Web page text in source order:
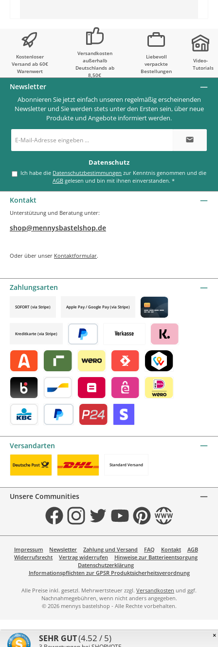
Kostenloser
Versand ab 60€
Warenwert
Versandkosten
außerhalb
Deutschlands ab
8,50€
Liebevoll
verpackte
Bestellungen
Video-
Tutorials
Newsletter
Abonnieren Sie jetzt einfach unseren regelmäßig erscheinenden
Newsletter und Sie werden stets unter den Ersten sein, über neue
Produkte und Angebote informiert werden.
Mail-
*
Datenschutz
Ich habe die Datenschutzbestimmungen
AGB gelesen und bin mit ihnen einverstanden.*
Kontakt
Unterstützung und Beratung unter:
shop@mennysbastelshop.de
Oder über unser Kontaktformular.
Zahlungsarten
Vorkasse Klarna by mollie
Alma by mollieRiverty by mollie
Wero Satispay by mollieTWINT by mollie
Blik by mollieBancontact by mollie
Belfius by mollieeps by mollie
SOFORT (via Stripe) Apple Pay / Google Pay (via Stripe)
Credit card by mollie
Kreditkarte (via Stripe)
Später bezahlen
Versandarten
Standard Versand
Unsere Communities
FacebookInstagramTwitter YouTubePinterestWebsite
Impressum Newsletter Zahlung und Versand FAQ Kontakt
AGB
Widerrufsrecht
Vertrag widerrufen
Hinweise zur Batterieentsorgung
Datenschutzerklärung
Informationspflichten zur GPSR Produktsicherheitsverordnung
Alle Preise inkl. gesetzl. Mehrwertsteuer zzgl. Versandkosten und ggf.
Nachnahmegebühren, wenn nicht anders angegeben.
© 2026 mennys bastelshop - Alle Rechte vorbehalten.
×
SEHR GUT(4.52 / 5)